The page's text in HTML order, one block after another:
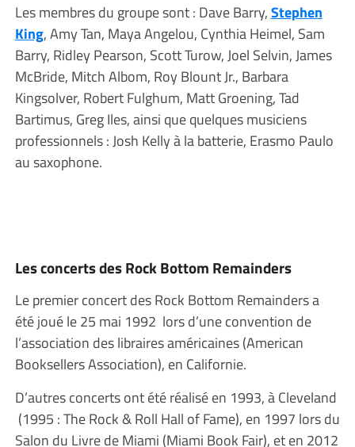
Les membres du groupe sont : Dave Barry,Stephen
King, Amy Tan, Maya Angelou, Cynthia Heimel, Sam
Barry, Ridley Pearson, Scott Turow, Joel Selvin, James
McBride, Mitch Albom, Roy Blount Jr., Barbara
Kingsolver, Robert Fulghum, Matt Groening, Tad
Bartimus, Greg Iles, ainsi que quelques musiciens
professionnels : Josh Kelly à la batterie, Erasmo Paulo
au saxophone.
Les concerts des Rock Bottom Remainders
Le premier concert des Rock Bottom Remainders a
été joué le 25 mai 1992 lors d’une convention de
l’association des libraires américaines (American
Booksellers Association), en Californie.
D’autres concerts ont été réalisé en 1993, à Cleveland
(1995 : The Rock & Roll Hall of Fame), en 1997 lors du
Salon du Livre de Miami (Miami Book Fair), et en 2012